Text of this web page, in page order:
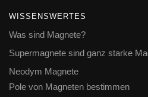
WISSENSWERTES
Was sind Magnete?
Supermagnete sind ganz starke
Neodym Magnete
Pole von Magneten bestimmen